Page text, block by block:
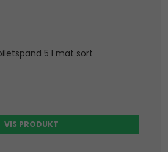
5 l mat sort
VIS PRODUKT